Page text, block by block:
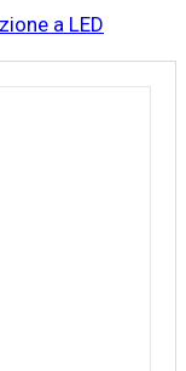
a LED